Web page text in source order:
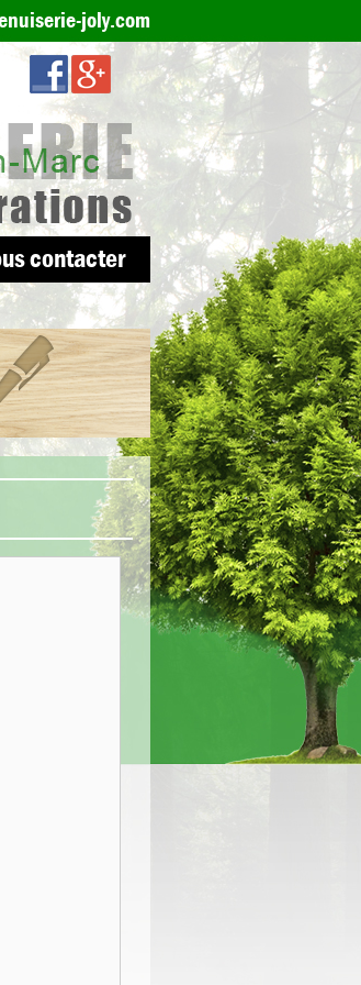
joly.com
contacter